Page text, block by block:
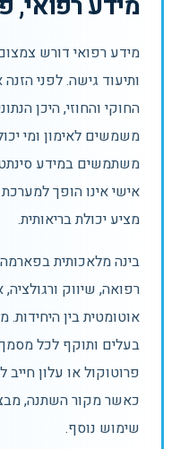
מידע רפואי דורש
ותיעוד גישה. לפני
החוקי והחוזי, היכן
משמשים לאימון ומי
משתמשים במידע
אישי אינו הופך
מציע יכולת בריאותית.
בינה מלאכותית
רפואה, שיווק
אוטומטית בין
בעלים ותוקף לכל
פרוטוקול או עלון
כאשר מקור השתנה,
שימוש נוסף.